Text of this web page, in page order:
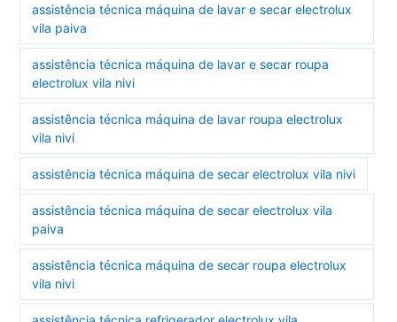
assistência técnica máquina de lavar e secar electrolux
vila paiva
assistência técnica máquina de lavar e secar roupa
electrolux vila nivi
assistência técnica máquina de lavar roupa electrolux
vila nivi
assistência técnica máquina de secar electrolux vila nivi
assistência técnica máquina de secar electrolux vila
paiva
assistência técnica máquina de secar roupa electrolux
vila nivi